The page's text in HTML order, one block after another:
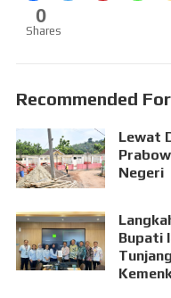
0
Shares
Recommended
Lewat
Negeri
Bupati